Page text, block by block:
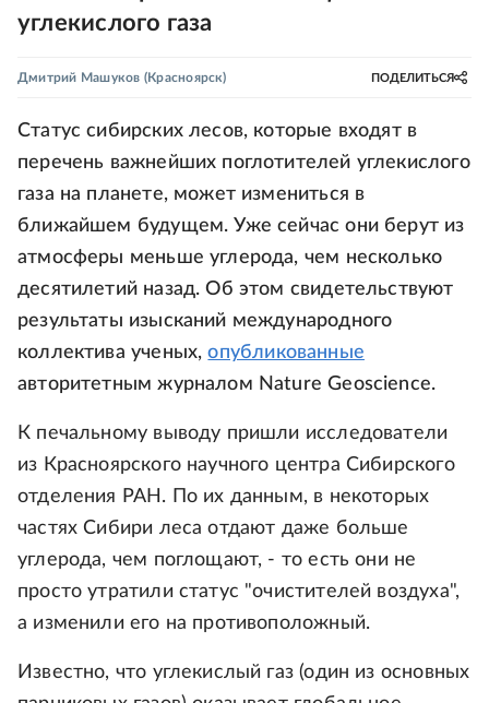
углекислого газа
Дмитрий Машуков (Красноярск) ПОДЕЛИТЬСЯ
Статус сибирских лесов, которые входят в
перечень важнейших поглотителей углекислого
газа на планете, может измениться в
ближайшем будущем. Уже сейчас они берут из
атмосферы меньше углерода, чем несколько
десятилетий назад. Об этом свидетельствуют
результаты изысканий международного
коллектива ученых,опубликованные
авторитетным журналом Nature Geoscience.
К печальному выводу пришли исследователи
из Красноярского научного центра Сибирского
отделения РАН. По их данным, в некоторых
частях Сибири леса отдают даже больше
углерода, чем поглощают, - то есть они не
просто утратили статус "очистителей воздуха",
а изменили его на противоположный.
Известно, что углекислый газ (один из основных